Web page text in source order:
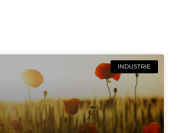
INDUSTRIE